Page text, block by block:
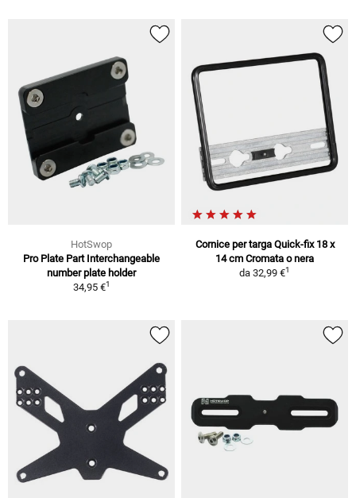
HotSwop
Pro Plate Part Interchangeable
number plate holder
34,95 €1
Cornice per targa Quick-fix 18 x
14 cm Cromata o nera
da 32,99 €1